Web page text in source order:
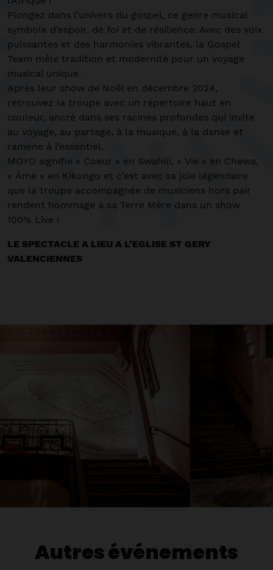
Plongez dans l’univers du gospel, ce genre musical
symbole d’espoir, de foi et de résilience. Avec des voix
puissantes et des harmonies vibrantes, la Gospel
Team mêle tradition et modernité pour un voyage
musical unique.
Après leur show de Noël en décembre 2024,
retrouvez la troupe avec un répertoire haut en
couleur, ancré dans ses racines profondes qui invite
au voyage, au partage, à la musique, à la danse et
ramène à l’essentiel.
MOYO signifie « Coeur » en Swahili, « Vie » en Chewa,
« Âme » en Kikongo et c’est avec sa joie légendaire
que la troupe accompagnée de musiciens hors pair
rendent hommage à sa Terre Mère dans un show
100% Live !
LE SPECTACLE A LIEU A L’EGLISE ST GERY
VALENCIENNES
Autres événements